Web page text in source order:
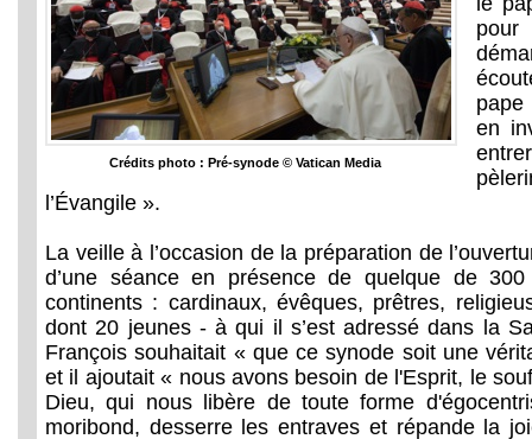
Crédits photo : Pré-synode © Vatican Media
en
l’Évangile ».
La veille à l’occasion de la préparation de
d’une séance en présence de quelque de
continents : cardinaux, évêques, prêtres,
dont 20 jeunes - à qui il s’est adressé dans la
François souhaitait « que ce synode soit une
et il ajoutait « nous avons besoin de l'Esprit, le
Dieu, qui nous libère de toute forme
moribond, desserre les entraves et répande la